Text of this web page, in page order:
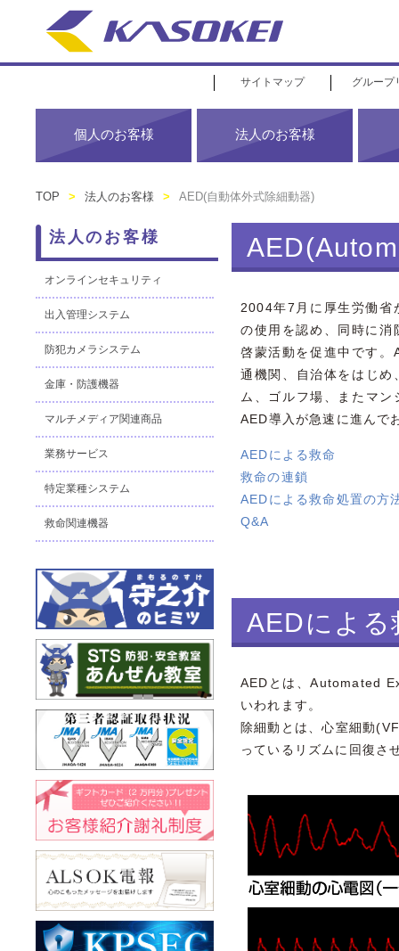
サイトマップ グループ
個人のお客様 法人のお客様
TOP > 法人のお客様 > AED(自動体外式除細動器)
法人のお客様
オンラインセキュリティ
出入管理システム
防犯カメラシステム
金庫・防護機器
マルチメディア関連商品
業務サービス
特定業種システム
救命関連機器
2004年7月に厚生労働省
の使用を認め、同時に消
啓蒙活動を促進中です。
通機関、自治体をはじめ
ム、ゴルフ場、またマ
AED導入が急速に進んで
AEDによる救命
救命の連鎖
AEDによる救命処置の方
Q&A
AEDによる
AEDとは、Automated
いわれます。
除細動とは、心室細動
っているリズムに回復さ